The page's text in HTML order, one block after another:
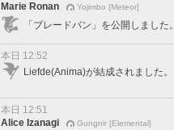
Marie Ronan
Yojimbo [Meteor]
「ブレードバン」を公開しました。
本日 12:52
Liefde(Anima)が結成されました。
本日 12:51
Alice Izanagi
Gungnir [Elemental]